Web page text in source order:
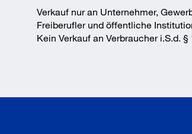
Verkauf nur an Unternehmer,
Freiberufler und öffentliche
Kein Verkauf an Verbraucher i.S.d. §